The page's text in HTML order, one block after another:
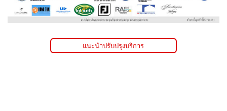
แนะนำปรับปรุงบริการ